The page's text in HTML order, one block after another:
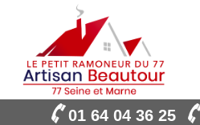
01 64 04 36 25